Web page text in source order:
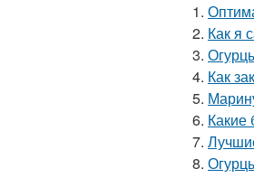
1.
2. Как я
3.
4. Как
5.
6. Какие
7.
8.